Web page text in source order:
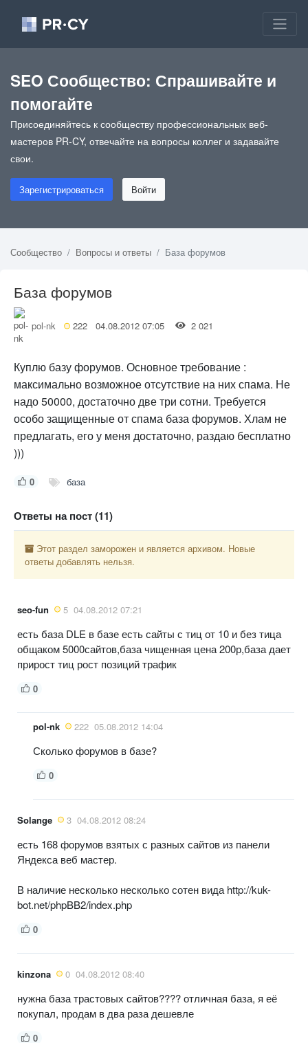
SEO Сообщество: Спрашивайте и
помогайте
Присоединяйтесь к сообществу профессиональных веб-
мастеров PR-CY, отвечайте на вопросы коллег и задавайте
свои.
Зарегистрироваться Войти
Сообщество Вопросы и ответы База форумов
База форумов
pol-nk 222 04.08.2012 07:05 2 021
Куплю базу форумов. Основное требование :
максимально возможное отсутствие на них спама. Не
надо 50000, достаточно две три сотни. Требуется
особо защищенные от спама база форумов. Хлам не
предлагать, его у меня достаточно, раздаю бесплатно
)))
0 база
Ответы на пост (11)
Этот раздел заморожен и является архивом. Новые
ответы добавлять нельзя.
seo-fun 5 04.08.2012 07:21
есть база DLE в базе есть сайты с тиц от 10 и без тица
общаком 5000сайтов,база чищенная цена 200р,база дает
прирост тиц рост позиций трафик
0
pol-nk 222 05.08.2012 14:04
Сколько форумов в базе?
0
Solange 3 04.08.2012 08:24
есть 168 форумов взятых с разных сайтов из панели
Яндекса веб мастер.
В наличие несколько несколько сотен вида http://kuk-
bot.net/phpBB2/index.php
0
kinzona 0 04.08.2012 08:40
нужна база трастовых сайтов???? отличная база, я её
покупал, продам в два раза дешевле
0